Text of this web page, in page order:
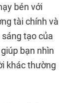
bén với
tài chính và
tạo của
bạn nhìn
khác thường